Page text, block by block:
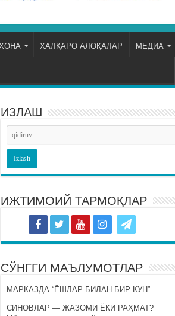
ХАЛҚАРО АЛОҚАЛАР МЕДИА
ИЗЛАШ
ИЖТИМОИЙ ТАРМОҚЛАР
СЎНГГИ МАЪЛУМОТЛАР
МАРКАЗДА “ЁШЛАР БИЛАН БИР КУН”
СИНОВЛАР — ЖАЗОМИ ЁКИ РАҲМАТ?